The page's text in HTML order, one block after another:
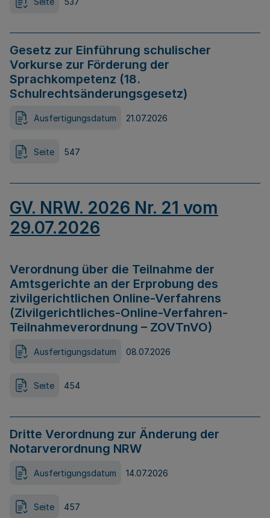
Gesetz zur Einführung schulischer
Vorkurse zur Förderung der
Sprachkompetenz (18.
Schulrechtsänderungsgesetz)
Ausfertigungsdatum 21.07.2026
Seite 547
GV. NRW. 2026 Nr. 21 vom
29.07.2026
Verordnung über die Teilnahme der
Amtsgerichte an der Erprobung des
zivilgerichtlichen Online-Verfahrens
(Zivilgerichtliches-Online-Verfahren-
Teilnahmeverordnung – ZOVTnVO)
Ausfertigungsdatum 08.07.2026
Seite 454
Dritte Verordnung zur Änderung der
Notarverordnung NRW
Ausfertigungsdatum 14.07.2026
Seite 457